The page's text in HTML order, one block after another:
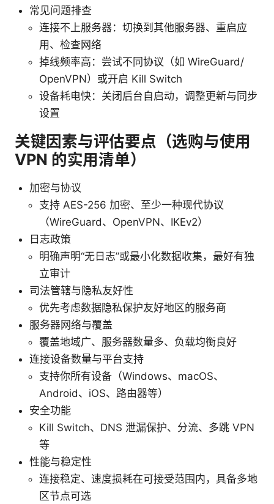
常见问题排查
连接不上服务器：切换到其他服务器、重启应
用、检查网络
掉线频率高：尝试不同协议（如 WireGuard/
OpenVPN）或开启 Kill Switch
设备耗电快：关闭后台自启动，调整更新与同步
设置
关键因素与评估要点（选购与使用
VPN 的实用清单）
加密与协议
支持 AES-256 加密、至少一种现代协议
（WireGuard、OpenVPN、IKEv2）
日志政策
明确声明“无日志”或最小化数据收集，最好有独
立审计
司法管辖与隐私友好性
优先考虑数据隐私保护友好地区的服务商
服务器网络与覆盖
覆盖地域广、服务器数量多、负载均衡良好
连接设备数量与平台支持
支持你所有设备（Windows、macOS、
Android、iOS、路由器等）
安全功能
Kill Switch、DNS 泄漏保护、分流、多跳 VPN
等
性能与稳定性
连接稳定、速度损耗在可接受范围内，具备多地
区节点可选